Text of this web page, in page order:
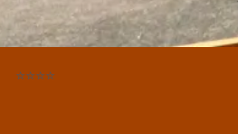
⭐⭐⭐⭐